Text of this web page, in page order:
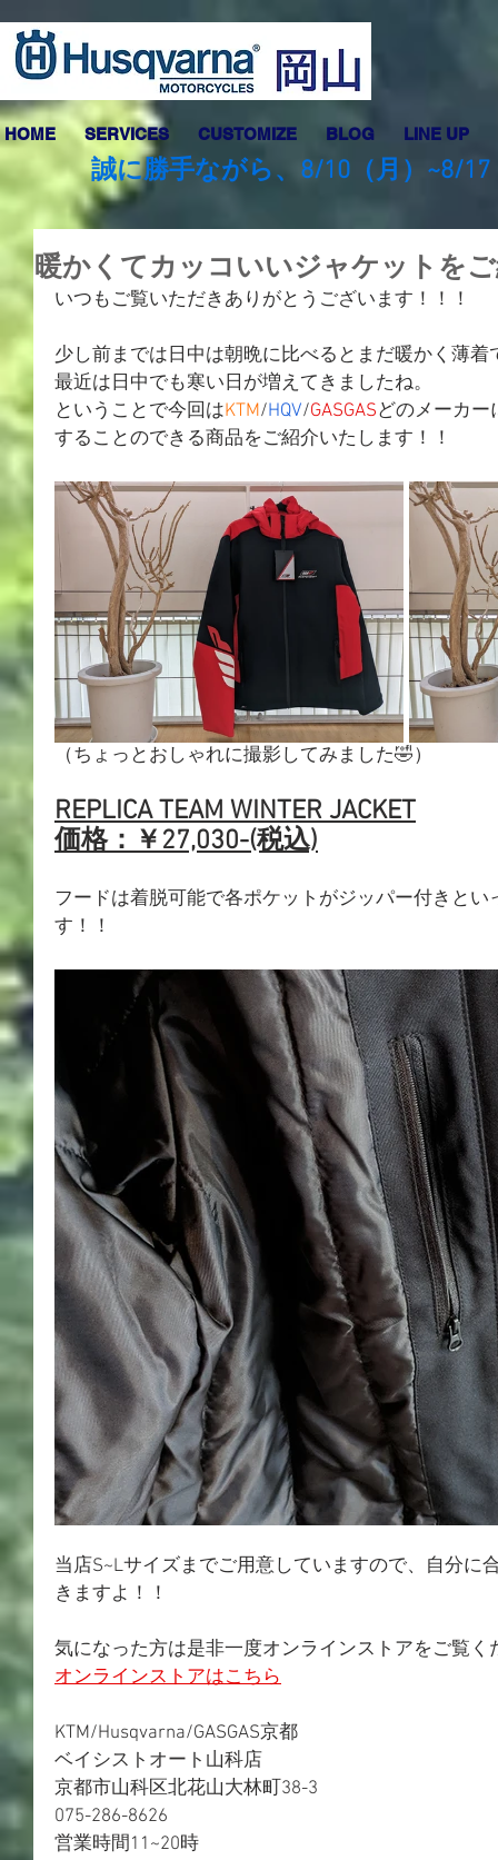
HOME SERVICES CUSTOMIZE BLOG LINE UP
誠に勝手ながら、8/10（月）~8/
暖かくてカッコいいジャケットを
いつもご覧いただきありがとうございます！！！
少し前までは日中は朝晩に比べるとまだ暖かく薄
最近は日中でも寒い日が増えてきましたね。
ということで今回はKTM/HQV/GASGASどのメーカー
することのできる商品をご紹介いたします！！
（ちょっとおしゃれに撮影してみました🤣）
REPLICA TEAM WINTER JACKET
価格：￥27,030-(税込)
フードは着脱可能で各ポケットがジッパー付きと
す！！
当店S~Lサイズまでご用意していますので、自分に
きますよ！！
気になった方は是非一度オンラインストアをご覧く
オンラインストアはこちら
KTM/Husqvarna/GASGAS京都
ベイシストオート山科店
京都市山科区北花山大林町38-3
075-286-8626
営業時間11~20時